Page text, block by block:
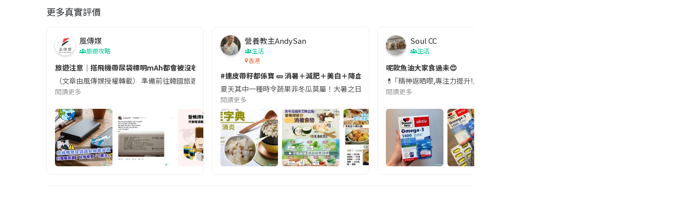
更多真實評價
風傳媒
旅遊攻略
旅遊注意｜搭飛機帶尿袋標明mAh都會被沒收😱出發前切記檢查「1標示」🚨
（文章由風傳媒授權轉載） 準備前往韓國旅遊的民眾，近期要特別留意隨身行李中的行動電源。一名旅客日前在機場安檢時，明明攜帶的行動電源機身已標示「10000mAh」，卻仍被要求當場
閱讀更多
營養教主AndySan
生活
香港
#連皮帶籽都係寶 🥒 消暑＋減肥＋美白＋降血脂
夏天其中一種時令蔬果非冬瓜莫屬！大暑之日，點都要飲碗冬瓜湯消暑解渴！除了解暑，冬瓜仲有好多鮮為人知嘅好處：減肥、消水腫、降血
閱讀更多
Soul CC
生活
呢款魚油大家食過未😍
💊 ｢精神返晒嚟,專注力提升!｣ 長時間對住電腦､剪片寫稿,成日覺得眼睛乾澀､腦袋好似｢斷
閱讀更多